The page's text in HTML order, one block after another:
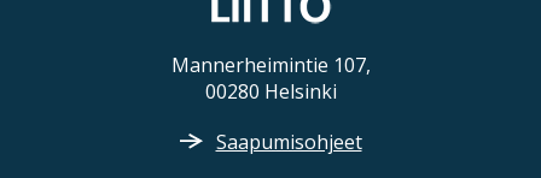
Mannerheimintie 107,
00280 Helsinki
Saapumisohjeet